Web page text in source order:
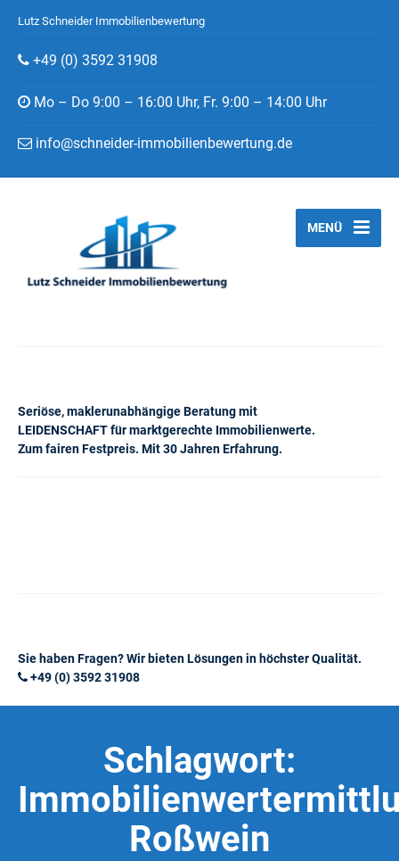
Lutz Schneider Immobilienbewertung
+49 (0) 3592 31908
Mo – Do 9:00 – 16:00 Uhr, Fr. 9:00 – 14:00 Uhr
info@schneider-immobilienbewertung.de
Seriöse, maklerunabhängige Beratung mit
LEIDENSCHAFT für marktgerechte Immobilienwerte.
Zum fairen Festpreis. Mit 30 Jahren Erfahrung.
MENÜ
Sie haben Fragen? Wir bieten Lösungen in höchster Qualität.
+49 (0) 3592 31908
Schlagwort:
Roßwein